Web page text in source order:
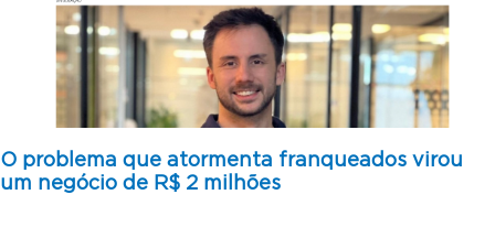
O problema que atormenta franqueados virou
um negócio de R$ 2 milhões